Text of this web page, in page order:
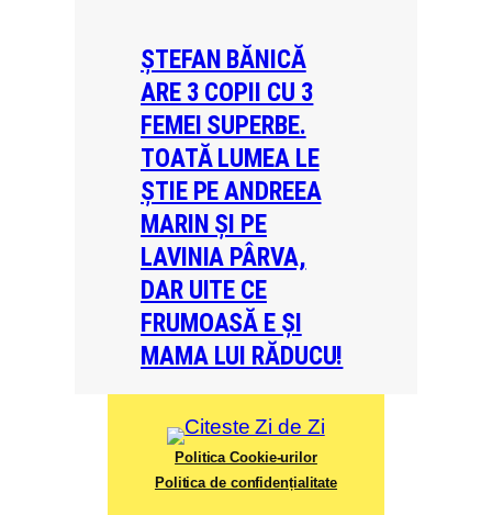
ȘTEFAN BĂNICĂ
ARE 3 COPII CU 3
FEMEI SUPERBE.
TOATĂ LUMEA LE
ȘTIE PE ANDREEA
MARIN ȘI PE
LAVINIA PÂRVA,
DAR UITE CE
FRUMOASĂ E ȘI
MAMA LUI RĂDUCU!
Politica Cookie-urilor
Politica de confidențialitate